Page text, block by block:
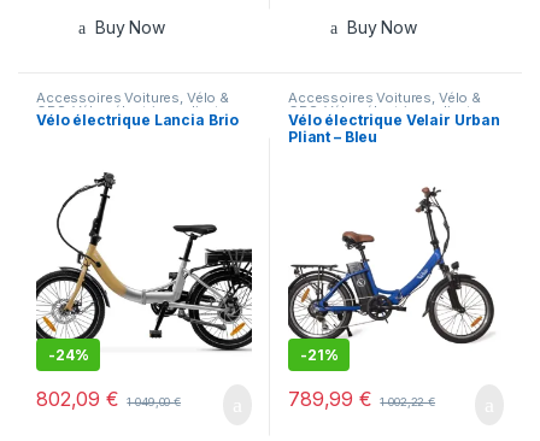
Buy Now Buy Now
Accessoires Voitures, Vélo &
GPS ,Vélos électrique pliants
Vélo électrique Lancia Brio
-24%
802,09€ 1 049,00€
Accessoires Voitures, Vélo &
GPS ,Vélos électrique pliants
Vélo électrique Velair Urban
Pliant – Bleu
-21%
789,99€ 1 002,22€